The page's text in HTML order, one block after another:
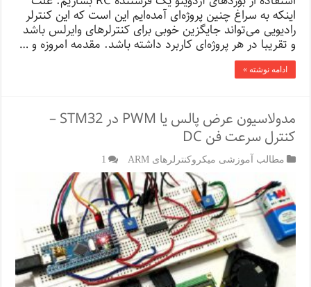
اینکه به سراغ چنین پروژه‌ای آمده‌ایم این است که این کنترلر
رادیویی می‌تواند جایگزین خوبی برای کنترلرهای وایرلس باشد
و تقریبا در هر پروژه‌ای کاربرد داشته باشد. مقدمه امروزه و …
ادامه نوشته »
مدولاسیون عرض پالس یا PWM در STM32 –
کنترل سرعت فن DC
مطالب آموزشی میکروکنترلرهای ARM 1